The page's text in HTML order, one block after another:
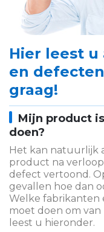
Hier leest u
en
graag!
Mijn product
doen?
Het kan natuurlijk
product na
defect vertoond.
gevallen hoe dan
Welke fabrikanten
moet doen om
leest u hieronder.